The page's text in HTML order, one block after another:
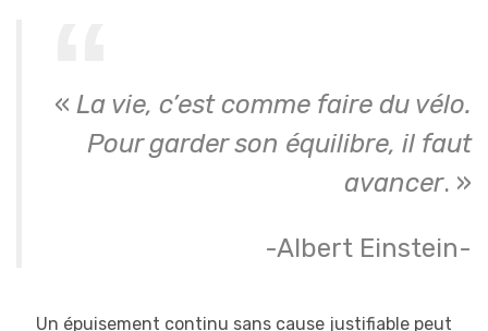
« La vie, c’est comme faire du vélo.
Pour garder son équilibre, il faut
avancer. »
-Albert Einstein-
Un épuisement continu sans cause justifiable peut